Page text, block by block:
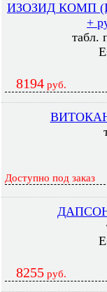
ИЗОЗИД КОМП
+
табл.
8194 руб.
ВИТОКАН
Доступно под заказ
8255 руб.